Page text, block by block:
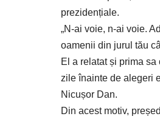
prezidențiale.
„N-ai voie, n-ai voie.
oamenii din jurul tău
El a relatat și prima
zile înainte de alegeri
Nicușor Dan.
Din acest motiv,